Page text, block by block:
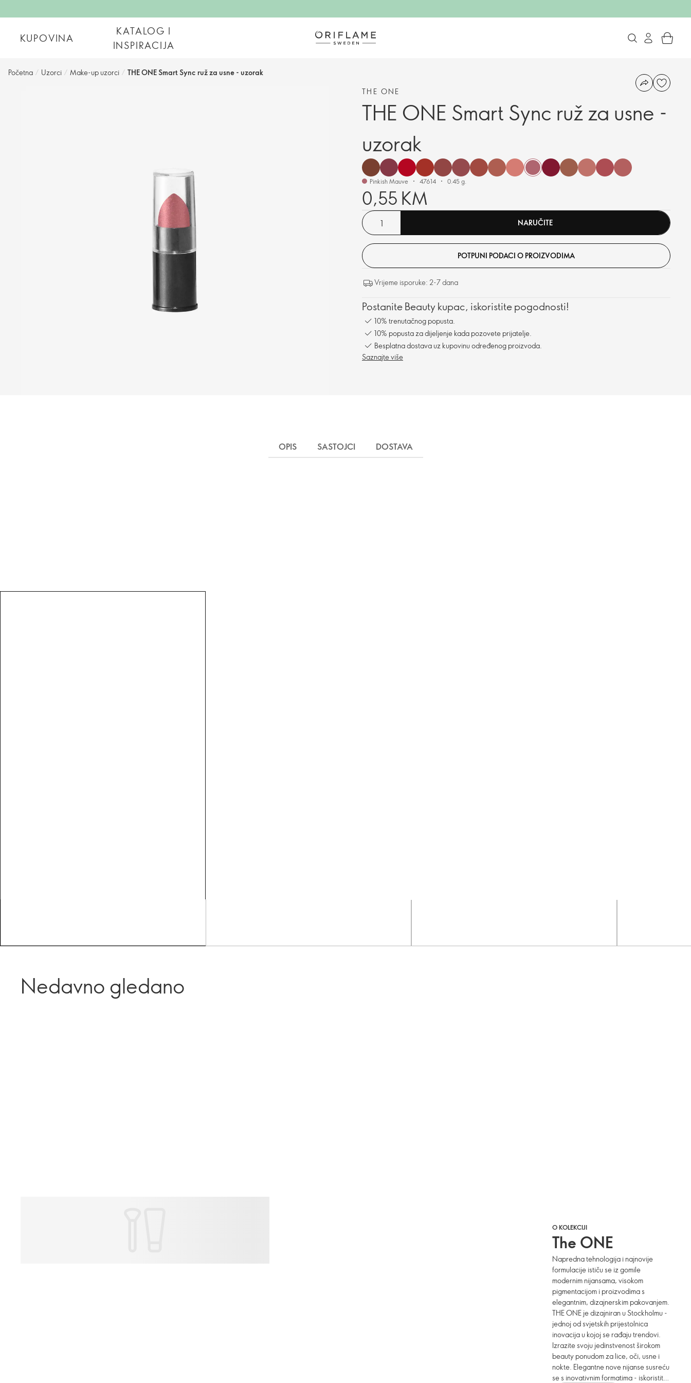
KUPOVINA
KATALOG I
INSPIRACIJA
Početna / Uzorci / Make-up uzorci / THE ONE Smart Sync ruž za usne - uzorak
THE ONE
THE ONE Smart Sync ruž za usne -
uzorak
Pinkish Mauve 47614 0.45 g.
0,55 KM
NARUČITE
POTPUNI PODACI O PROIZVODIMA
Vrijeme isporuke: 2-7 dana
Postanite Beauty kupac, iskoristite pogodnosti!
10% trenutačnog popusta.
10% popusta za dijeljenje kada pozovete prijatelje.
Besplatna dostava uz kupovinu određenog proizvoda.
Saznajte više
OPIS SASTOJCI DOSTAVA
Nedavno gledano
O KOLEKCIJI
The ONE
Napredna tehnologija i najnovije
formulacije ističu se iz gomile
modernim nijansama, visokom
pigmentacijom i proizvodima s
elegantnim, dizajnerskim pakovanjem.
THE ONE je dizajniran u Stockholmu -
jednoj od svjetskih prijestolnica
inovacija u kojoj se rađaju trendovi.
Izrazite svoju jedinstvenost širokom
beauty ponudom za lice, oči, usne i
nokte. Elegantne nove nijanse susreću
se s inovativnim formatima - iskoristite